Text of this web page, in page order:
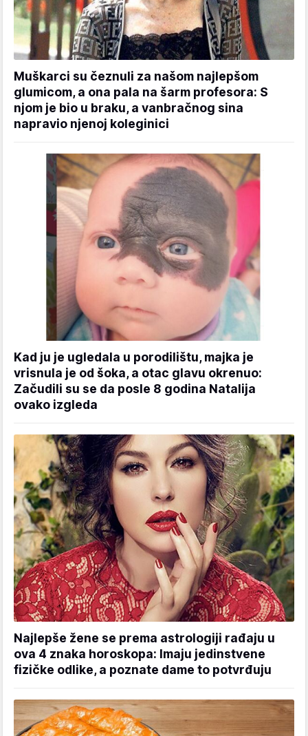
Muškarci su čeznuli za našom najlepšom
glumicom, a ona pala na šarm profesora: S
njom je bio u braku, a vanbračnog sina
napravio njenoj koleginici
Kad ju je ugledala u porodilištu, majka je
vrisnula je od šoka, a otac glavu okrenuo:
Začudili su se da posle 8 godina Natalija
ovako izgleda
Najlepše žene se prema astrologiji rađaju u
ova 4 znaka horoskopa: Imaju jedinstvene
fizičke odlike, a poznate dame to potvrđuju